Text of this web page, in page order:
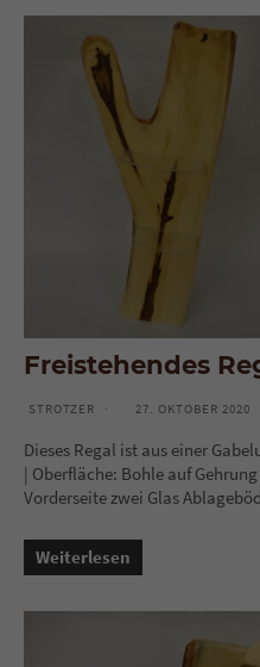
Freistehendes
STROTZER 27. OKTOBER 2020
Dieses Regal ist aus einer
| Oberfläche: Bohle auf
Vorderseite zwei Glas
Weiterlesen